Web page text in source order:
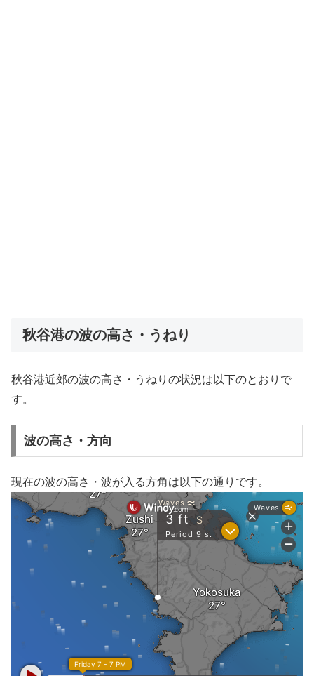
秋谷港の波の高さ・うねり
秋谷港近郊の波の高さ・うねりの状況は以下のとおりで
す。
波の高さ・方向
現在の波の高さ・波が入る方角は以下の通りです。